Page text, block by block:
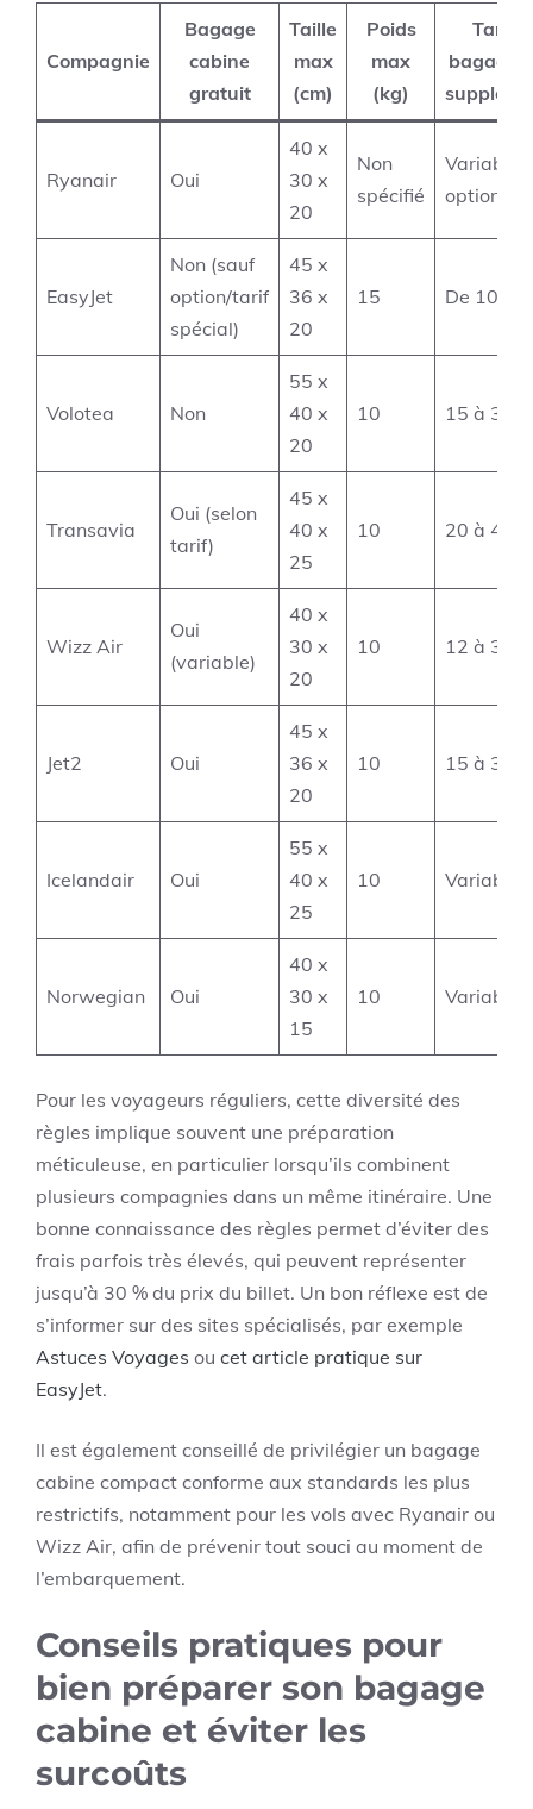
Compagnie
Bagage
cabine
gratuit
Taille
max
(cm)
Poids
max
(kg)
Tarif
bagage
Ryanair Oui
40 x
30 x
20
Non
spécifié
Variable
option
EasyJet
Non (sauf
option/tarif
spécial)
45 x
36 x
20
15 De 10 à
Volotea Non
55 x
40 x
20
10 15 à 35 €
Transavia
Oui (selon
tarif)
45 x
40 x
25
10 20 à 40 €
Wizz Air
Oui
(variable)
40 x
30 x
20
10 12 à 30 €
Jet2 Oui
45 x
36 x
20
10 15 à 35 €
Icelandair Oui
55 x
40 x
25
10 Variable
Norwegian Oui
40 x
30 x
15
10 Variable
Pour les voyageurs réguliers, cette diversité des
règles implique souvent une préparation
méticuleuse, en particulier lorsqu’ils combinent
plusieurs compagnies dans un même itinéraire. Une
bonne connaissance des règles permet d’éviter des
frais parfois très élevés, qui peuvent représenter
jusqu’à 30 % du prix du billet. Un bon réflexe est de
s’informer sur des sites spécialisés, par exemple
Astuces Voyages ou cet article pratique sur
EasyJet.
Il est également conseillé de privilégier un bagage
cabine compact conforme aux standards les plus
restrictifs, notamment pour les vols avec Ryanair ou
Wizz Air, afin de prévenir tout souci au moment de
l’embarquement.
Conseils pratiques pour
bien préparer son bagage
cabine et éviter les
surcoûts